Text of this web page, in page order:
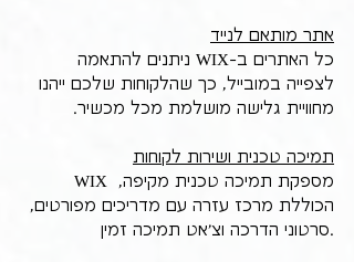
אתר מותאם לנייד
כל האתרים ב-WIX ניתנים להתאמה
לצפייה במובייל, כך שהלקוחות שלכם ייהנו
מחוויית גלישה מושלמת מכל מכשיר.
תמיכה טכנית ושירות לקוחות
WIX מספקת תמיכה טכנית מקיפה,
הכוללת מרכז עזרה עם מדריכים מפורטים,
סרטוני הדרכה וצ'אט תמיכה זמין.